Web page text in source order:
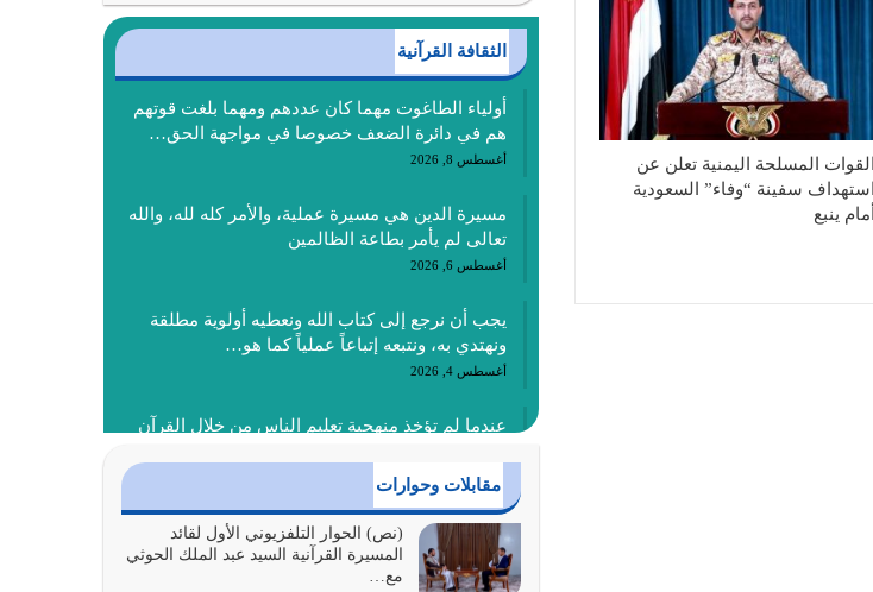
القوات المسلحة اليمنية تعلن عن
استهداف سفينة “وفاء” السعودية
أمام ينبع
الثقافة القرآنية
أولياء الطاغوت مهما كان عددهم ومهما بلغت قوتهم
هم في دائرة الضعف خصوصا في مواجهة الحق…
أغسطس 8, 2026
مسيرة الدين هي مسيرة عملية، والأمر كله لله، والله
تعالى لم يأمر بطاعة الظالمين
أغسطس 6, 2026
يجب أن نرجع إلى كتاب الله ونعطيه أولوية مطلقة
ونهتدي به، ونتبعه إتباعاً عملياً كما هو…
أغسطس 4, 2026
عندما لم تؤخذ منهجية تعليم الناس من خلال القرآن
أغسطس 3, 2026
الغاية من الصلاة هو ذكر الله (أقم الصلاة لذكري)
إضافة إلى {وَأَعِدُّوا لَهُمْ مَا…
أغسطس 2, 2026
مقابلات وحوارات
(نص) الحوار التلفزيوني الأول لقائد
المسيرة القرآنية السيد عبد الملك الحوثي
مع…